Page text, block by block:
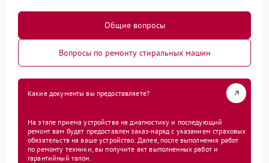
Общие вопросы
Вопросы по ремонту стиральных машин
Какие документы вы предоставляете?
На этапе приема устройства на диагностику и последующий
ремонт вам будет предоставлен заказ-наряд с указанием страховых
обязательств на ваше устройство. Далее, после выполнения работ
по ремонту техники, вы получите акт выполненных работ и
гарантийный талон.